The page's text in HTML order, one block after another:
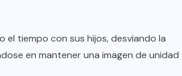
el tiempo con sus hijos, desviando la
en mantener una imagen de unidad